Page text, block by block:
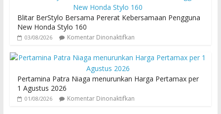
Blitar BerStylo Bersama Pererat Kebersamaan Pengguna
New Honda Stylo 160
03/08/2026 Komentar Dinonaktifkan
Pertamina Patra Niaga menurunkan Harga Pertamax per
1 Agustus 2026
01/08/2026 Komentar Dinonaktifkan